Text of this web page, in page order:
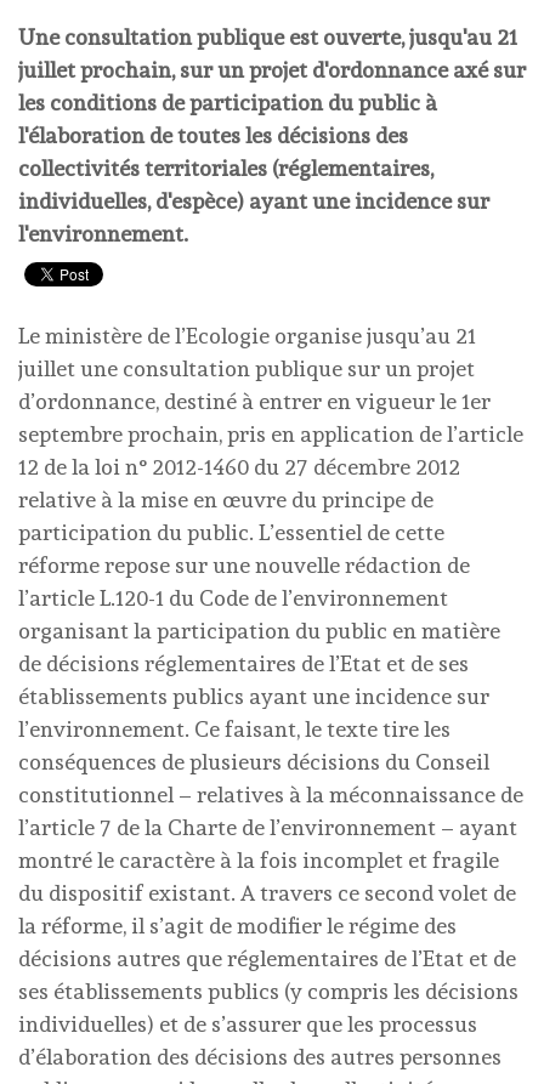
Une consultation publique est ouverte, jusqu'au 21
juillet prochain, sur un projet d'ordonnance axé sur
les conditions de participation du public à
l'élaboration de toutes les décisions des
collectivités territoriales (réglementaires,
individuelles, d'espèce) ayant une incidence sur
l'environnement.
Le ministère de l’Ecologie organise jusqu’au 21
juillet une consultation publique sur un projet
d’ordonnance, destiné à entrer en vigueur le 1er
septembre prochain, pris en application de l’article
12 de la loi n° 2012-1460 du 27 décembre 2012
relative à la mise en œuvre du principe de
participation du public. L’essentiel de cette
réforme repose sur une nouvelle rédaction de
l’article L.120-1 du Code de l’environnement
organisant la participation du public en matière
de décisions réglementaires de l’Etat et de ses
établissements publics ayant une incidence sur
l’environnement. Ce faisant, le texte tire les
conséquences de plusieurs décisions du Conseil
constitutionnel – relatives à la méconnaissance de
l’article 7 de la Charte de l’environnement – ayant
montré le caractère à la fois incomplet et fragile
du dispositif existant. A travers ce second volet de
la réforme, il s’agit de modifier le régime des
décisions autres que réglementaires de l’Etat et de
ses établissements publics (y compris les décisions
individuelles) et de s’assurer que les processus
d’élaboration des décisions des autres personnes